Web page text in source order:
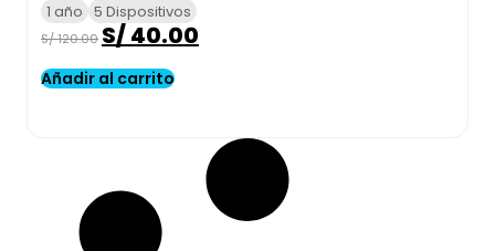
1 año 5 Dispositivos
S/120.00 S/40.00
Añadir al carrito